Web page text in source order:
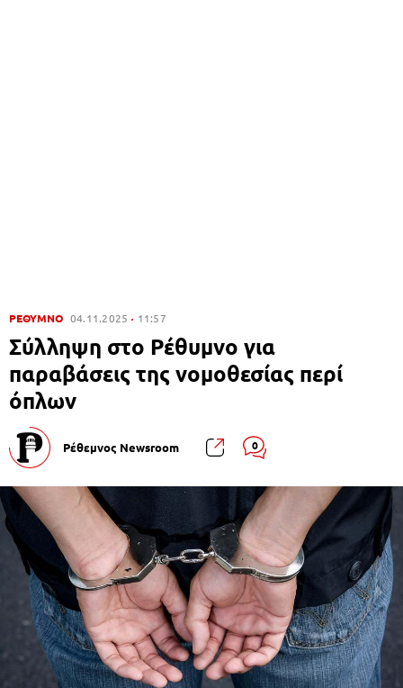
ΡΕΘΥΜΝΟ 04.11.2025 11:57
Σύλληψη στο Ρέθυμνο για
παραβάσεις της νομοθεσίας περί
όπλων
Ρέθεμνος Newsroom 0